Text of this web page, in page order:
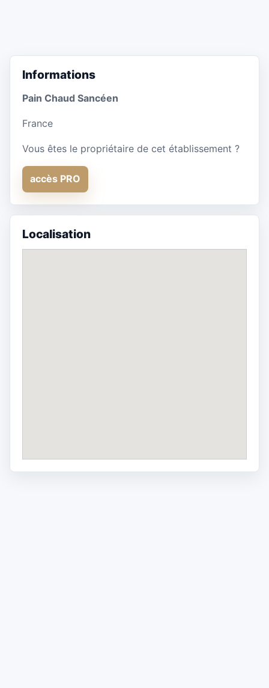
Informations
Pain Chaud Sancéen
France
Vous êtes le propriétaire de cet établissement ?
accès PRO
Localisation